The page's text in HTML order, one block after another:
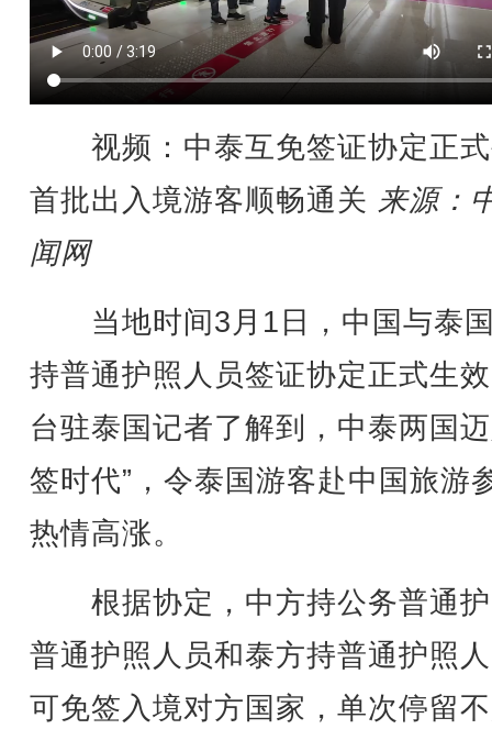
视频：中泰互免签证协定正
首批出入境游客顺畅通关 来源：
闻网
当地时间3月1日，中国与泰
持普通护照人员签证协定正式生
台驻泰国记者了解到，中泰两国
签时代”，令泰国游客赴中国旅游
热情高涨。
根据协定，中方持公务普通
普通护照人员和泰方持普通护照
可免签入境对方国家，单次停留